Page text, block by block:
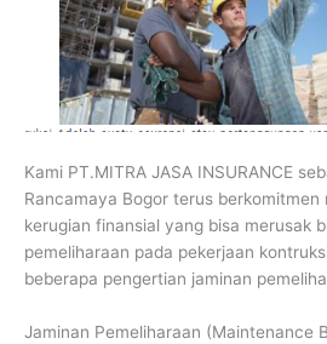
Kami PT.MITRA JASA INSURANCE
Rancamaya Bogor terus berkomitmen
kerugian finansial yang bisa merusak
pemeliharaan pada pekerjaan
beberapa pengertian jaminan
Jaminan Pemeliharaan (Maintenance